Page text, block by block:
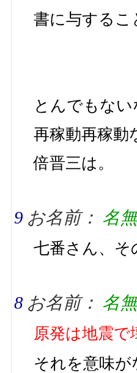
書に与する
とんでもな
再稼動再稼動
倍晋三は。
9 お名前： 名
七番さん、そ
8 お名前： 名
原発は地震で
それを意味